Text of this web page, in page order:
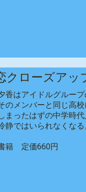
クローズアッ
香はアイドルグルー
のメンバーと同じ高
まったはずの中学時
静ではいられなくな
籍 定価660円